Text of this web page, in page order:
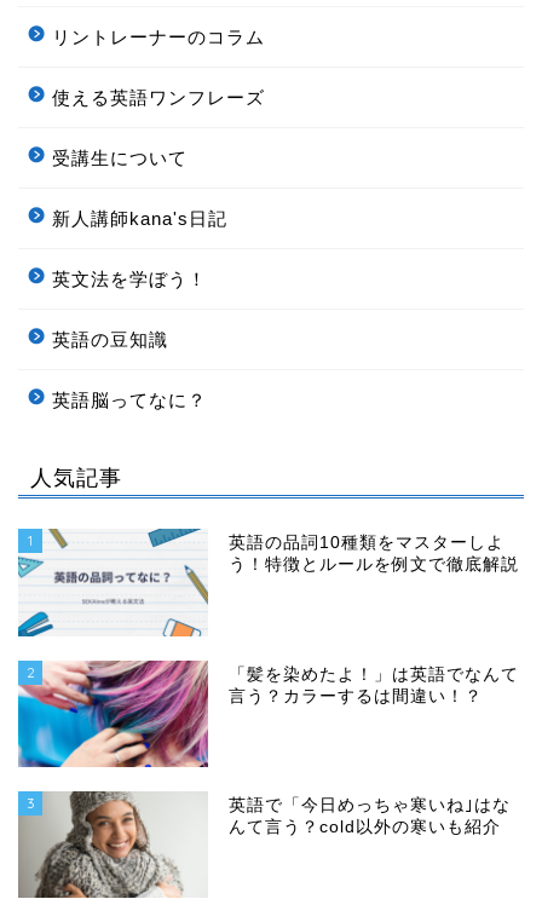
リントレーナーのコラム
使える英語ワンフレーズ
受講生について
新人講師kana's日記
英文法を学ぼう！
英語の豆知識
英語脳ってなに？
人気記事
1
英語の品詞10種類をマスターしよ
う！特徴とルールを例文で徹底解説
2
「髪を染めたよ！」は英語でなんて
言う？カラーするは間違い！？
3
英語で「今日めっちゃ寒いね｣はな
んて言う？cold以外の寒いも紹介